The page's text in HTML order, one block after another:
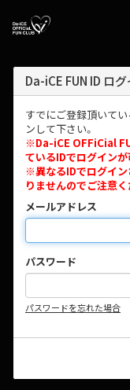
Da-iCE FUN ID ロ
すでにご登録頂いて
ンして下さい。
※Da-iCE OFFiCial
ているIDでログインが
※異なるIDでログイン
りませんのでご注意く
メールアドレス
パスワード
パスワードを忘れた場合